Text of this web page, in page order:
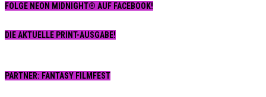
FOLGE NEON MIDNIGHT® AUF FACEBOOK!
DIE AKTUELLE PRINT-AUSGABE!
PARTNER: FANTASY FILMFEST